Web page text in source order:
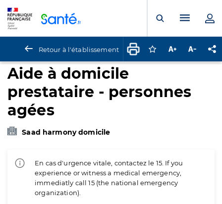
Ouvrir laMenu
Retour à l'établissement Connectez-vous
Augmenter la
Aide à domicile
prestataire - personnes
agées
Saad harmony domicile
En cas d'urgence vitale, contactez le 15. If you
experience or witness a medical emergency,
immediatly call 15 (the national emergency
organization).